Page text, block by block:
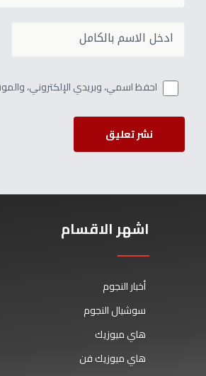
احفظ اسمي، وبريدي الإلكتروني،
نشر تعليق
اشهر الاقسام
أخبار النجوم
سوشيال النجوم
هاي ميوزيك
هاي ميوزيك فن